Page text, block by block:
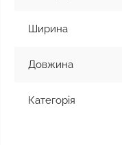
Ширина
Довжина
Категорія